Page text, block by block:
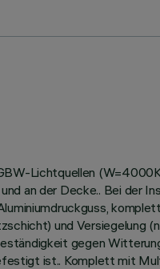
Lichtquellen
an der Decke.. Bei der
und Versiegelung
gegen
ist.. Komplett mit